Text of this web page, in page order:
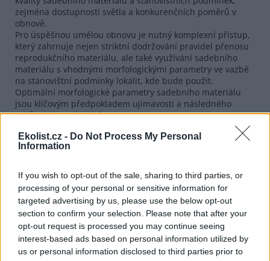
Ekolist.cz - Do Not Process My Personal
Information
If you wish to opt-out of the sale, sharing to third parties, or
processing of your personal or sensitive information for
targeted advertising by us, please use the below opt-out
section to confirm your selection. Please note that after your
opt-out request is processed you may continue seeing
interest-based ads based on personal information utilized by
us or personal information disclosed to third parties prior to
zejména dostupnosti světla a konkurenčních poměrů v
obnově.
Pro úspěšnou umělou obnovu je nutný komplexní přístup,
který zahrnuje nejen striktní dodržování pravidel přenosu
reprodukčního materiálu, ale také využívání sadebního
materiálu s vhodnými morfologickými parametry ve vazbě
na stanovištní podmínky lokalit, kde bude použit.
Optimální morfologické parametry sadebního materiálu
jsou klíčovým předpokladem ujímavosti a následného
odrůstání po výsadbě.
Velmi důležité je použití kvalitního sadebního materiálu s
dobře vyvinutým kořenovým systémem zahrnujícím silný
kůlový kořen a s dostatečným množstvím jemných kořenů.
materiálu podle místa výsadby.
Při hodnocení první série experimentu vědci zjistili
významné rozdíly v některých hodnocených znacích mezi
dubem letním a dubem zimním, ale také v rámci
jednotlivých oddílů původu reprodukčního materiálu.
Nejvýznamnější rozdíly byly ve výšce nadzemních částí,
přičemž tento parametr je velmi důležitý při volbě
sadebního materiálu pro konkrétní podmínky stanoviště